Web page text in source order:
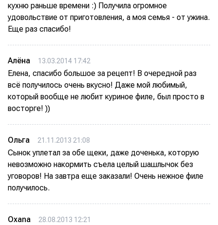
кухню раньше времени :) Получила огромное
удовольствие от приготовления, а моя семья - от ужина.
Еще раз спасибо!
Алёна 13.03.2014 17:42
Елена, спасибо большое за рецепт! В очередной раз
всё получилось очень вкусно! Даже мой любимый,
который вообще не любит куриное филе, был просто в
восторге! ))
Ольга 21.11.2013 21:08
Сынок уплетал за обе щеки, даже доченька, которую
невозможно накормить съела целый шашлычок без
уговоров! На завтра еще заказали! Очень нежное филе
получилось.
Oxana 28.08.2013 12:21